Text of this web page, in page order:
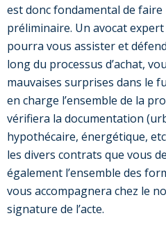
est donc fondamental de
préliminaire. Un avocat
pourra vous assister et
long du processus d’achat,
mauvaises surprises dans le
en charge l’ensemble de la
vérifiera la documentation
hypothécaire, énergétique,
les divers contrats que vous
également l’ensemble des
vous accompagnera chez le
signature de l’acte.